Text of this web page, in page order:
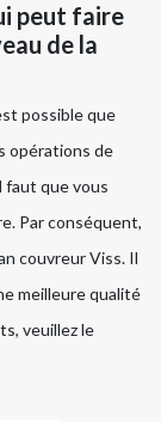
peut faire
de la
possible que
opérations de
faut que vous
Par conséquent,
couvreur Viss. Il
meilleure qualité
veuillez le